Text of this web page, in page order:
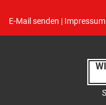
E-Mail senden | Impressum